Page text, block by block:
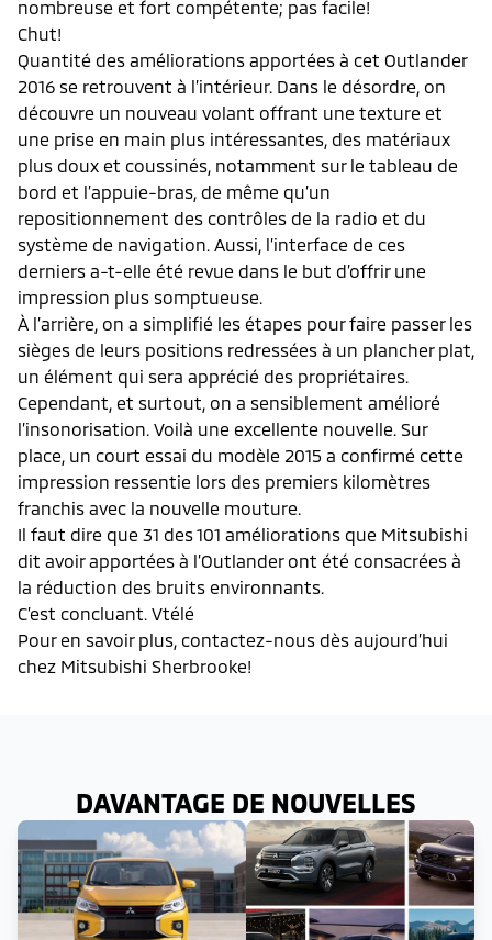
nombreuse et fort compétente; pas facile!
Chut!
Quantité des améliorations apportées à cet Outlander
2016 se retrouvent à l’intérieur. Dans le désordre, on
découvre un nouveau volant offrant une texture et
une prise en main plus intéressantes, des matériaux
plus doux et coussinés, notamment sur le tableau de
bord et l’appuie-bras, de même qu’un
repositionnement des contrôles de la radio et du
système de navigation. Aussi, l’interface de ces
derniers a-t-elle été revue dans le but d’offrir une
impression plus somptueuse.
À l’arrière, on a simplifié les étapes pour faire passer les
sièges de leurs positions redressées à un plancher plat,
un élément qui sera apprécié des propriétaires.
Cependant, et surtout, on a sensiblement amélioré
l’insonorisation. Voilà une excellente nouvelle. Sur
place, un court essai du modèle 2015 a confirmé cette
impression ressentie lors des premiers kilomètres
franchis avec la nouvelle mouture.
Il faut dire que 31 des 101 améliorations que Mitsubishi
dit avoir apportées à l’Outlander ont été consacrées à
la réduction des bruits environnants.
C’est concluant. Vtélé
Pour en savoir plus, contactez-nous dès aujourd’hui
chez Mitsubishi Sherbrooke!
DAVANTAGE DE NOUVELLES